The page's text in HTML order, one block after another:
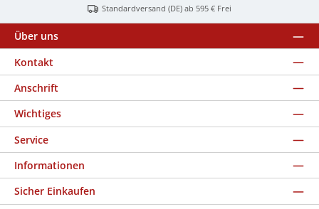
Standardversand (DE) ab 595 € Frei
Über uns
Kontakt
Anschrift
Wichtiges
Service
Informationen
Sicher Einkaufen